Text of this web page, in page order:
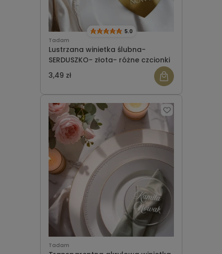
Tadam
Lustrzana winietka ślubna-
SERDUSZKO- złota- różne czcionki
5.0
3,49 zł
Tadam